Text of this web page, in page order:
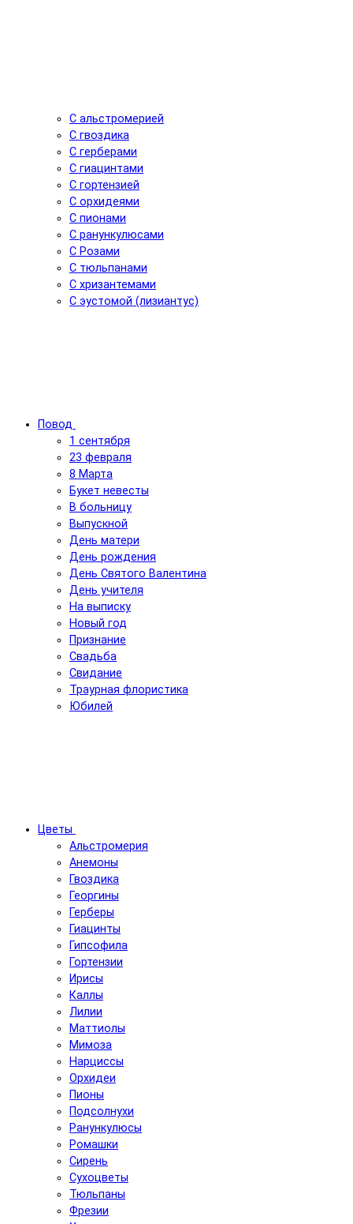
С альстромерией
С гвоздика
С герберами
С гиацинтами
С гортензией
С орхидеями
С пионами
С ранункулюсами
С Розами
С тюльпанами
С хризантемами
С эустомой (лизиантус)
Повод
1 сентября
23 февраля
8 Марта
Букет невесты
В больницу
Выпускной
День матери
День рождения
День Святого Валентина
День учителя
На выписку
Новый год
Признание
Свадьба
Свидание
Траурная флористика
Юбилей
Цветы
Альстромерия
Анемоны
Гвоздика
Георгины
Герберы
Гиацинты
Гипсофила
Гортензии
Ирисы
Каллы
Лилии
Маттиолы
Мимоза
Нарциссы
Орхидеи
Пионы
Подсолнухи
Ранункулюсы
Ромашки
Сирень
Сухоцветы
Тюльпаны
Фрезии